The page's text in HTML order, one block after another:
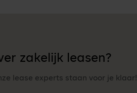
zakelijk leasen?
lease experts staan voor je klaar!